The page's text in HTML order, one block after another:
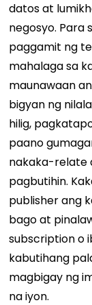
datos at
negosyo. Para
paggamit ng
mahalaga sa
maunawaan
bigyan ng
hilig,
paano
nakaka-relate
pagbutihin.
publisher ang
bago at
subscription o
kabutihang
magbigay ng
na iyon.